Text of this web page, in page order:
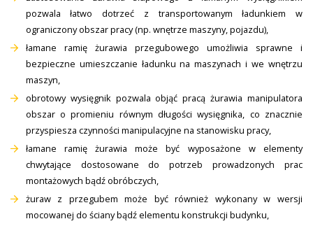
pozwala łatwo dotrzeć z transportowanym ładunkiem w
ograniczony obszar pracy (np. wnętrze maszyny, pojazdu),
łamane ramię żurawia przegubowego umożliwia sprawne i
bezpieczne umieszczanie ładunku na maszynach i we wnętrzu
maszyn,
obrotowy wysięgnik pozwala objąć pracą żurawia manipulatora
obszar o promieniu równym długości wysięgnika, co znacznie
przyspiesza czynności manipulacyjne na stanowisku pracy,
łamane ramię żurawia może być wyposażone w elementy
chwytające dostosowane do potrzeb prowadzonych prac
montażowych bądź obróbczych,
żuraw z przegubem może być również wykonany w wersji
mocowanej do ściany bądź elementu konstrukcji budynku,